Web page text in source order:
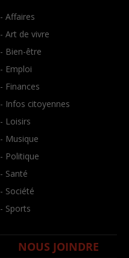
- Affaires
- Art de vivre
- Bien-être
- Emploi
- Finances
- Infos citoyennes
- Loisirs
- Musique
- Politique
- Santé
- Société
- Sports
NOUS JOINDRE